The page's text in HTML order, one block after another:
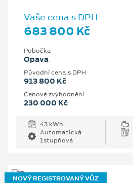
Vaše cena s DPH
683 800 Kč
Pobočka
Opava
Původní cena s DPH
913 800 Kč
Cenové zvýhodnění
230 000 Kč
43 kWh
Automatická
1stupňová
NOVÝ REGISTROVANÝ VŮZ